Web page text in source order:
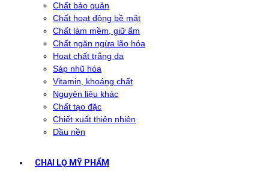
Chất bảo quản
Chất hoạt động bề mặt
Chất làm mềm, giữ ẩm
Chất ngăn ngừa lão hóa
Hoạt chất trắng da
Sáp nhũ hóa
Vitamin, khoáng chất
Nguyên liệu khác
Chất tạo đặc
Chiết xuất thiên nhiên
Dầu nền
CHAI LỌ MỸ PHẨM